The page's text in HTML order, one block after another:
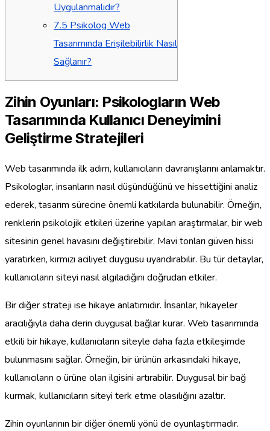
Uygulanmalıdır?
7.5 Psikolog Web
Tasarımında Erişilebilirlik Nasıl
Sağlanır?
Zihin Oyunları: Psikologların Web
Tasarımında Kullanıcı Deneyimini
Geliştirme Stratejileri
Web tasarımında ilk adım, kullanıcıların davranışlarını anlamaktır.
Psikologlar, insanların nasıl düşündüğünü ve hissettiğini analiz
ederek, tasarım sürecine önemli katkılarda bulunabilir. Örneğin,
renklerin psikolojik etkileri üzerine yapılan araştırmalar, bir web
sitesinin genel havasını değiştirebilir. Mavi tonları güven hissi
yaratırken, kırmızı aciliyet duygusu uyandırabilir. Bu tür detaylar,
kullanıcıların siteyi nasıl algıladığını doğrudan etkiler.
Bir diğer strateji ise hikaye anlatımıdır. İnsanlar, hikayeler
aracılığıyla daha derin duygusal bağlar kurar. Web tasarımında
etkili bir hikaye, kullanıcıların siteyle daha fazla etkileşimde
bulunmasını sağlar. Örneğin, bir ürünün arkasındaki hikaye,
kullanıcıların o ürüne olan ilgisini artırabilir. Duygusal bir bağ
kurmak, kullanıcıların siteyi terk etme olasılığını azaltır.
Zihin oyunlarının bir diğer önemli yönü de oyunlaştırmadır.